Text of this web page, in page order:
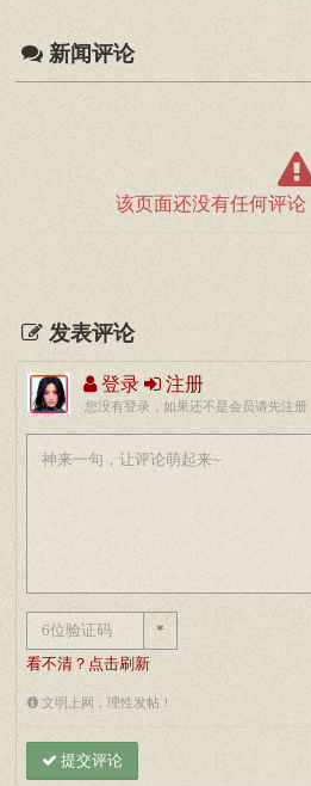
新闻评论
该页面还没有任何评论
发表评论
登录 注册
您没有登录，如果还不是会员请先注册
*
看不清？点击刷新
文明上网，理性发帖！
提交评论